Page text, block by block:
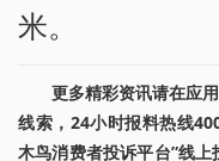
米。
更多精彩资讯请在应
线索，24小时报料热线
木鸟消费者投诉平台”线